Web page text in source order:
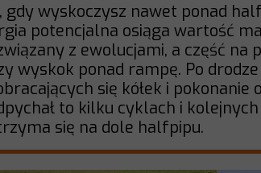
gdy wyskoczysz nawet ponad
potencjalna osiąga wartość
z ewolucjami, a część na
wyskok ponad rampę. Po
się kółek i
to kilku cyklach i
się na dole halfpipu.